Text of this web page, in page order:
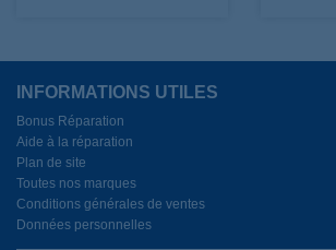
INFORMATIONS UTILES
Bonus Réparation
Aide à la réparation
Plan de site
Toutes nos marques
Conditions générales de ventes
Données personnelles